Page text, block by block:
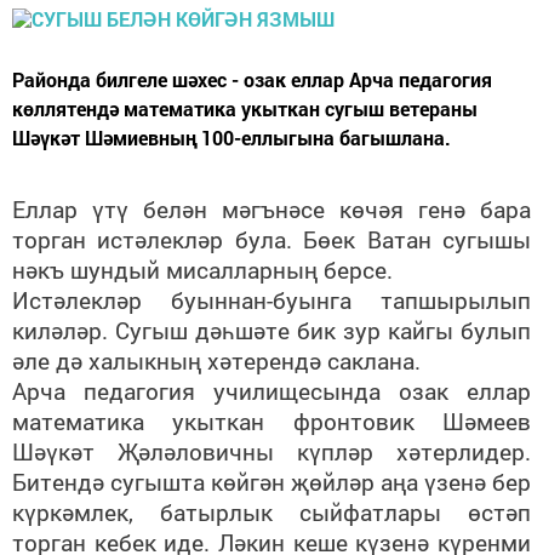
Районда билгеле шәхес - озак еллар Арча педагогия
көллятендә математика укыткан сугыш ветераны
Шәүкәт Шәмиевның 100-еллыгына багышлана.
Еллар үтү белән мәгънәсе көчәя генә бара
торган истәлекләр була. Бөек Ватан сугышы
нәкъ шундый мисалларның берсе.
Истәлекләр буыннан-буынга тапшырылып
киләләр. Сугыш дәһшәте бик зур кайгы булып
әле дә халыкның хәтерендә саклана.
Арча педагогия училищесында озак еллар
математика укыткан фронтовик Шәмеев
Шәүкәт Җәләловичны күпләр хәтерлидер.
Битендә сугышта көйгән җөйләр аңа үзенә бер
күркәмлек, батырлык сыйфатлары өстәп
торган кебек иде. Ләкин кеше күзенә күренми